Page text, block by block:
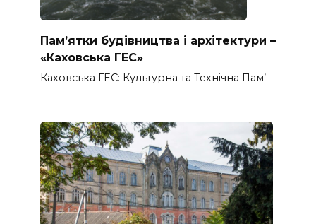
Пам’ятки будівництва і архітектури –
«Каховська ГЕС»
Каховська ГЕС: Культурна та Технічна Пам’